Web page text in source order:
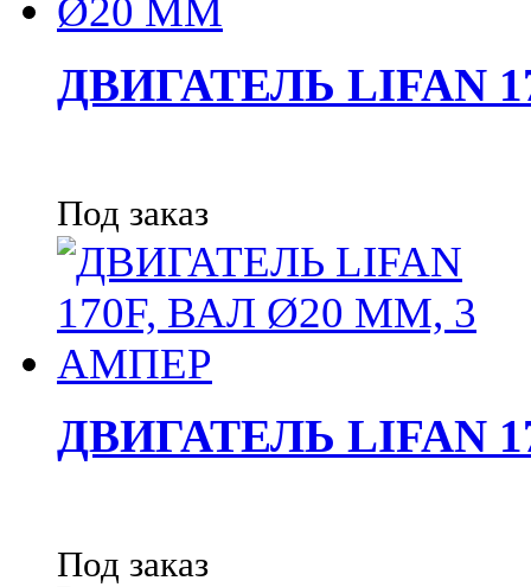
ДВИГАТЕЛЬ LIFAN
Под заказ
ДВИГАТЕЛЬ LIFAN
Под заказ